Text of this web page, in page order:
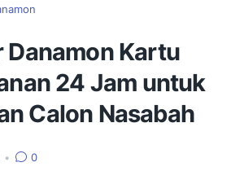
Danamon Kartu
24 Jam untuk
Calon Nasabah
•
0